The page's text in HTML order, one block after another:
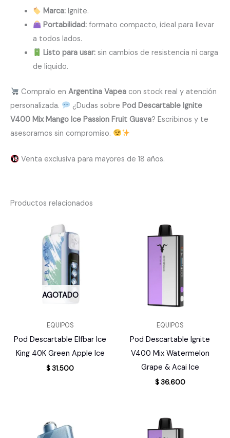
Marca: Ignite.
Portabilidad: formato compacto, ideal para llevar
a todos lados.
Listo para usar: sin cambios de resistencia ni carga
de líquido.
Compralo en Argentina Vapeacon stock real y atención
personalizada.
¿Dudas sobre Pod Descartable Ignite
V400 Mix Mango Ice Passion Fruit Guava? Escribinos y te
asesoramos sin compromiso.
Venta exclusiva para mayores de 18 años.
Productos relacionados
AGOTADO
EQUIPOS
Pod Descartable Elfbar Ice
King 40K Green Apple Ice
$ 31.500
EQUIPOS
Pod Descartable Ignite
V400 Mix Watermelon
Grape & Acai Ice
$36.600